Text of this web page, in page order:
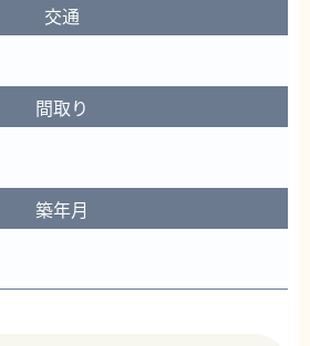
交通
間取り
築年月